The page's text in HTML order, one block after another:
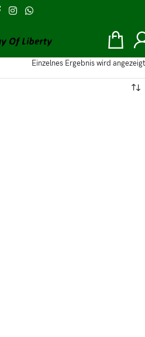
Einzelnes Ergebnis wird angezeigt